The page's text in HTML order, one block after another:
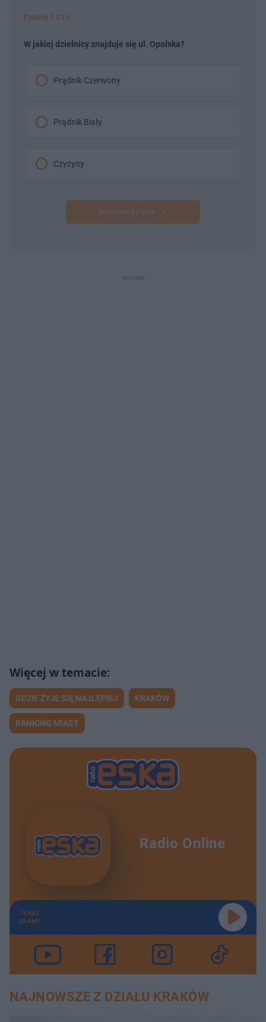
Pytanie 1 z 15
W jakiej dzielnicy znajduje się ul. Opolska?
Prądnik Czerwony
Prądnik Biały
Czyżyny
Następne pytanie
GDZIE ŻYJE SIĘ NAJLEPIEJ KRAKÓW
RANKING MIAST
Radio Online
TERAZ
GRAMY
NAJNOWSZE Z DZIAŁU KRAKÓW